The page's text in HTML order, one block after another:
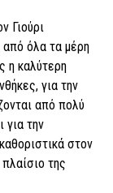
Γιούρι
όλα τα μέρη
η καλύτερη
για την
από πολύ
για την
στον
της